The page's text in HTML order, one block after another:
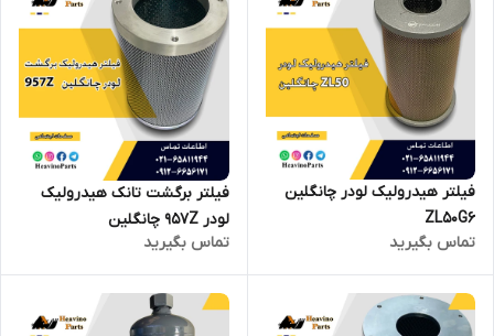
فیلتر هیدرولیک لودر چانگلین
ZL50G6
تماس بگیرید
فیلتر برگشت تانک هیدرولیک
لودر 957Z چانگلین
تماس بگیرید